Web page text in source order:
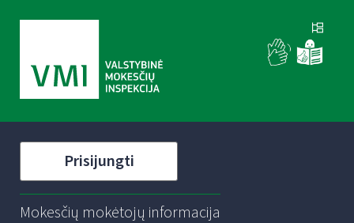
Prisijungti
Mokesčių mokėtojų informacija